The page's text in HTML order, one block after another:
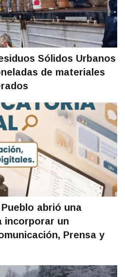
Sólidos Urbanos
de materiales
abrió una
incorporar un
Prensa y